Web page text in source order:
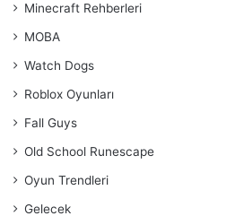
Minecraft Rehberleri
MOBA
Watch Dogs
Roblox Oyunları
Fall Guys
Old School Runescape
Oyun Trendleri
Gelecek